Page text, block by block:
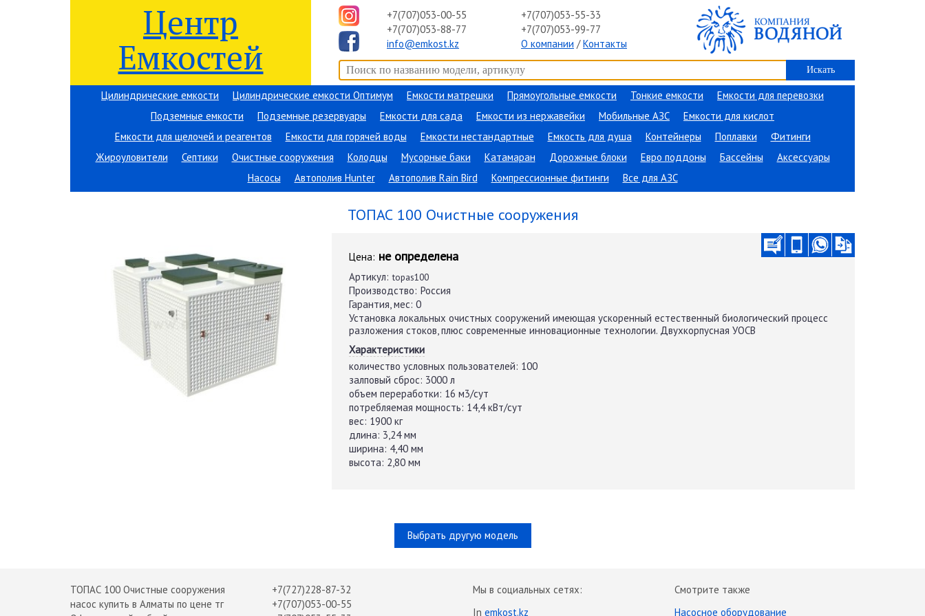
Центр
Емкостей
+7(707)053-00-55
+7(707)053-88-77
info@emkost.kz
+7(707)053-55-33
+7(707)053-99-77
О компании /Контакты
Цилиндрические емкости Цилиндрические емкости Оптимум Емкости матрешки Прямоугольные емкости Тонкие емкости
Емкости для перевозки
Подземные емкости
Подземные резервуары Емкости для сада Емкости из нержавейки Мобильные АЗС
Емкости для кислот
Емкости для щелочей и реагентов
Емкости для горячей воды Емкости нестандартные Емкость для душа Контейнеры Поплавки
Фитинги
Жироуловители
Септики Очистные сооружения Колодцы Мусорные баки Катамаран Дорожные блоки Евро поддоны Бассейны
Аксессуары
Насосы
Автополив Hunter Автополив Rain Bird Компрессионные фитинги Все для АЗС
Емкостное оборудование→Очистные сооружения→ТОПАС 100
ТОПАС 100 Очистные сооружения
Цена: не определена
Артикул: topas100
Производство: Россия
Гарантия, мес: 0
Установка локальных очистных сооружений имеющая ускоренный естественный биологический процесс
разложения стоков, плюс современные инновационные технологии. Двухкорпусная УОСВ
Характеристики
количество условных пользователей: 100
залповый сброс: 3000 л
объем переработки: 16 м3/сут
потребляемая мощность: 14,4 кВт/сут
вес: 1900 кг
длина: 3,24 мм
ширина: 4,40 мм
высота: 2,80 мм
Выбрать другую модель
ТОПАС 100 Очистные сооружения
насос купить в Алматы по цене тг
+7(727)228-87-32
+7(707)053-00-55
Мы в социальных сетях:
In emkost.kz
Смотрите также
Насосное оборудование